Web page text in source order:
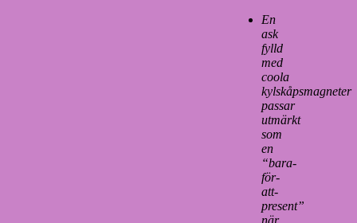
En
ask
fylld
med
coola
kylskåpsmagneter
passar
utmärkt
som
en
“bara-
för-
att-
present”
när